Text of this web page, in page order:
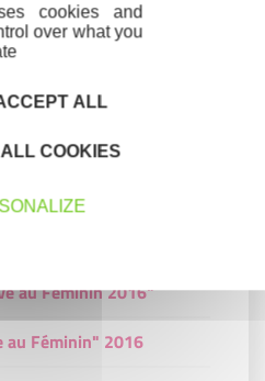
au Féminin 2016"
au Féminin 2016"
"Initiative au Féminin
au Féminin 2016"
Féminin" 2016
cookies and
over what you
ALL
COOKIES